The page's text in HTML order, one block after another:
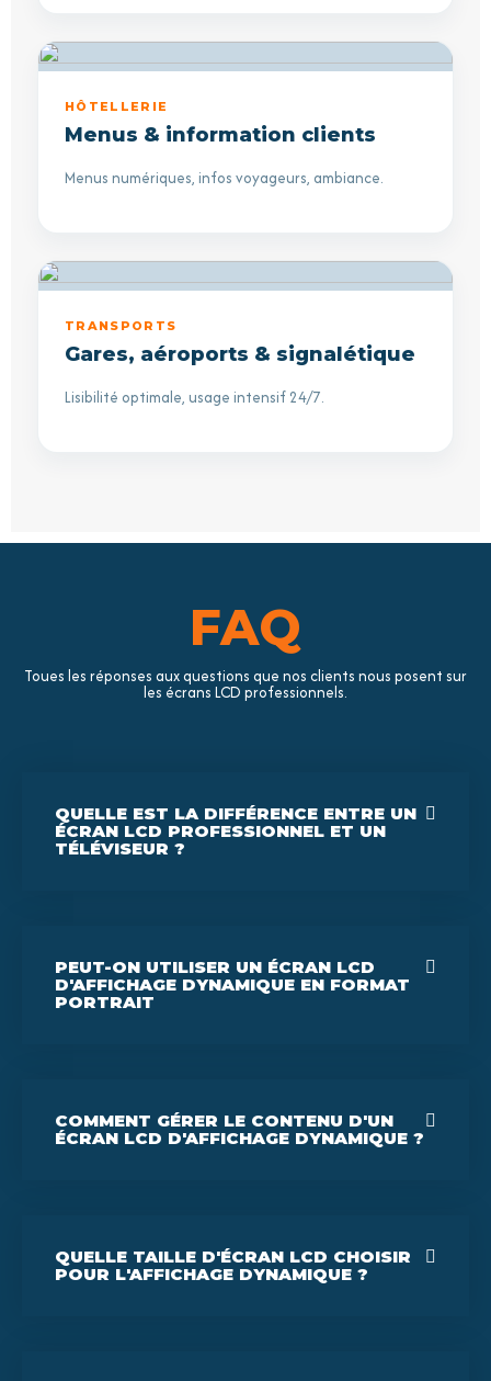
HÔTELLERIE
Menus & information clients
Menus numériques, infos voyageurs, ambiance.
TRANSPORTS
Gares, aéroports & signalétique
Lisibilité optimale, usage intensif 24/7.
FAQ
Toues les réponses aux questions que nos clients nous posent sur
les écrans LCD professionnels.
QUELLE EST LA DIFFÉRENCE ENTRE UN
ÉCRAN LCD PROFESSIONNEL ET UN
TÉLÉVISEUR ?
PEUT-ON UTILISER UN ÉCRAN LCD
D'AFFICHAGE DYNAMIQUE EN FORMAT
PORTRAIT
COMMENT GÉRER LE CONTENU D'UN
ÉCRAN LCD D'AFFICHAGE DYNAMIQUE ?
QUELLE TAILLE D'ÉCRAN LCD CHOISIR
POUR L'AFFICHAGE DYNAMIQUE ?